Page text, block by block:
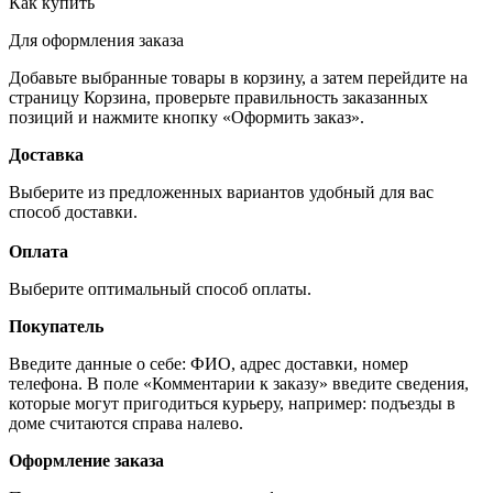
Для оформления заказа
Добавьте выбранные товары в корзину, а затем перейдите на
страницу Корзина, проверьте правильность заказанных
позиций и нажмите кнопку «Оформить заказ».
Доставка
Выберите из предложенных вариантов удобный для вас
способ доставки.
Оплата
Выберите оптимальный способ оплаты.
Покупатель
Введите данные о себе: ФИО, адрес доставки, номер
телефона. В поле «Комментарии к заказу» введите сведения,
которые могут пригодиться курьеру, например: подъезды в
доме считаются справа налево.
Оформление заказа